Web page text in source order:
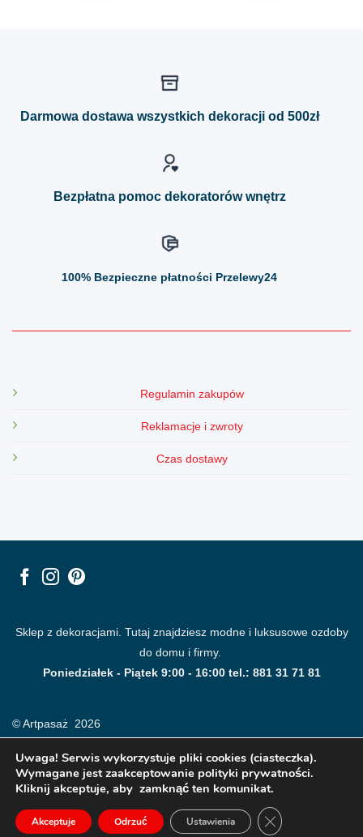
Darmowa dostawa wszystkich dekoracji od 500zł
Bezpłatna pomoc dekoratorów wnętrz
100% Bezpieczne płatności Przelewy24
Regulamin zakupów
Reklamacje i zwroty
Czas dostawy
Sklep z dekoracjami. Tutaj znajdziesz modne i luksusowe ozdoby
do domu i firmy.
Poniedziałek - Piątek 9:00 - 16:00 tel.: 881 31 71 81
© Artpasaż 2026
Modne plakaty, obrazy, fototapety i dekoracje na ściany.
Uwaga! Serwis wykorzystuje pliki cookies (ciasteczka).
Wymagane jest zaakceptowanie polityki prywatności.
Kliknij akceptuje, aby zamknąć ten komunikat.
Akceptuje Odrzuć Ustawienia ZAMKNIJ